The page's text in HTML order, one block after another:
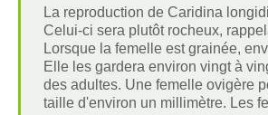
La reproduction de Caridina
Celui-ci sera plutôt rocheux,
Lorsque la femelle est grainée,
Elle les gardera environ vingt à
des adultes. Une femelle ovigère
taille d'environ un millimètre. Les